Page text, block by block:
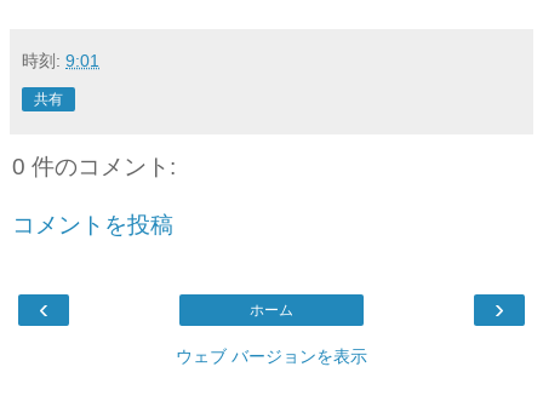
時刻: 9:01
共有
0 件のコメント:
コメントを投稿
‹ ›
ホーム
ウェブ バージョンを表示